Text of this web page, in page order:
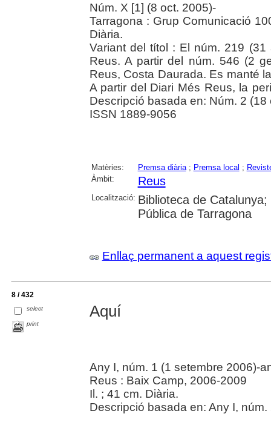
Núm. X [1] (8 oct. 2005)-
Tarragona : Grup Comunicació
Diària.
Variant del títol : El núm. 219
Reus. A partir del núm. 546 (2
Reus, Costa Daurada. Es manté
A partir del Diari Més Reus, la
Descripció basada en: Núm. 2 (18
ISSN 1889-9056
Matèries: Premsa diària; Premsa local ;
Àmbit:
Reus
Localització: Biblioteca de
Pública de Tarragona
Enllaç permanent a aquest
8 / 432
select
print
Aquí
Any I, núm. 1 (1 setembre 2006)-
Reus : Baix Camp, 2006-2009
Il. ; 41 cm. Diària.
Descripció basada en: Any I,